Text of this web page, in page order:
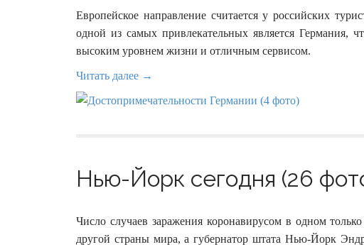
Европейское направление считается у российских
одной из самых привлекательных является Германия,
высоким уровнем жизни и отличным сервисом.
Читать далее →
Нью-Йорк сегодня (26
Число случаев заражения коронавирусом в одном
другой страны мира, а губернатор штата Нью-Йорк